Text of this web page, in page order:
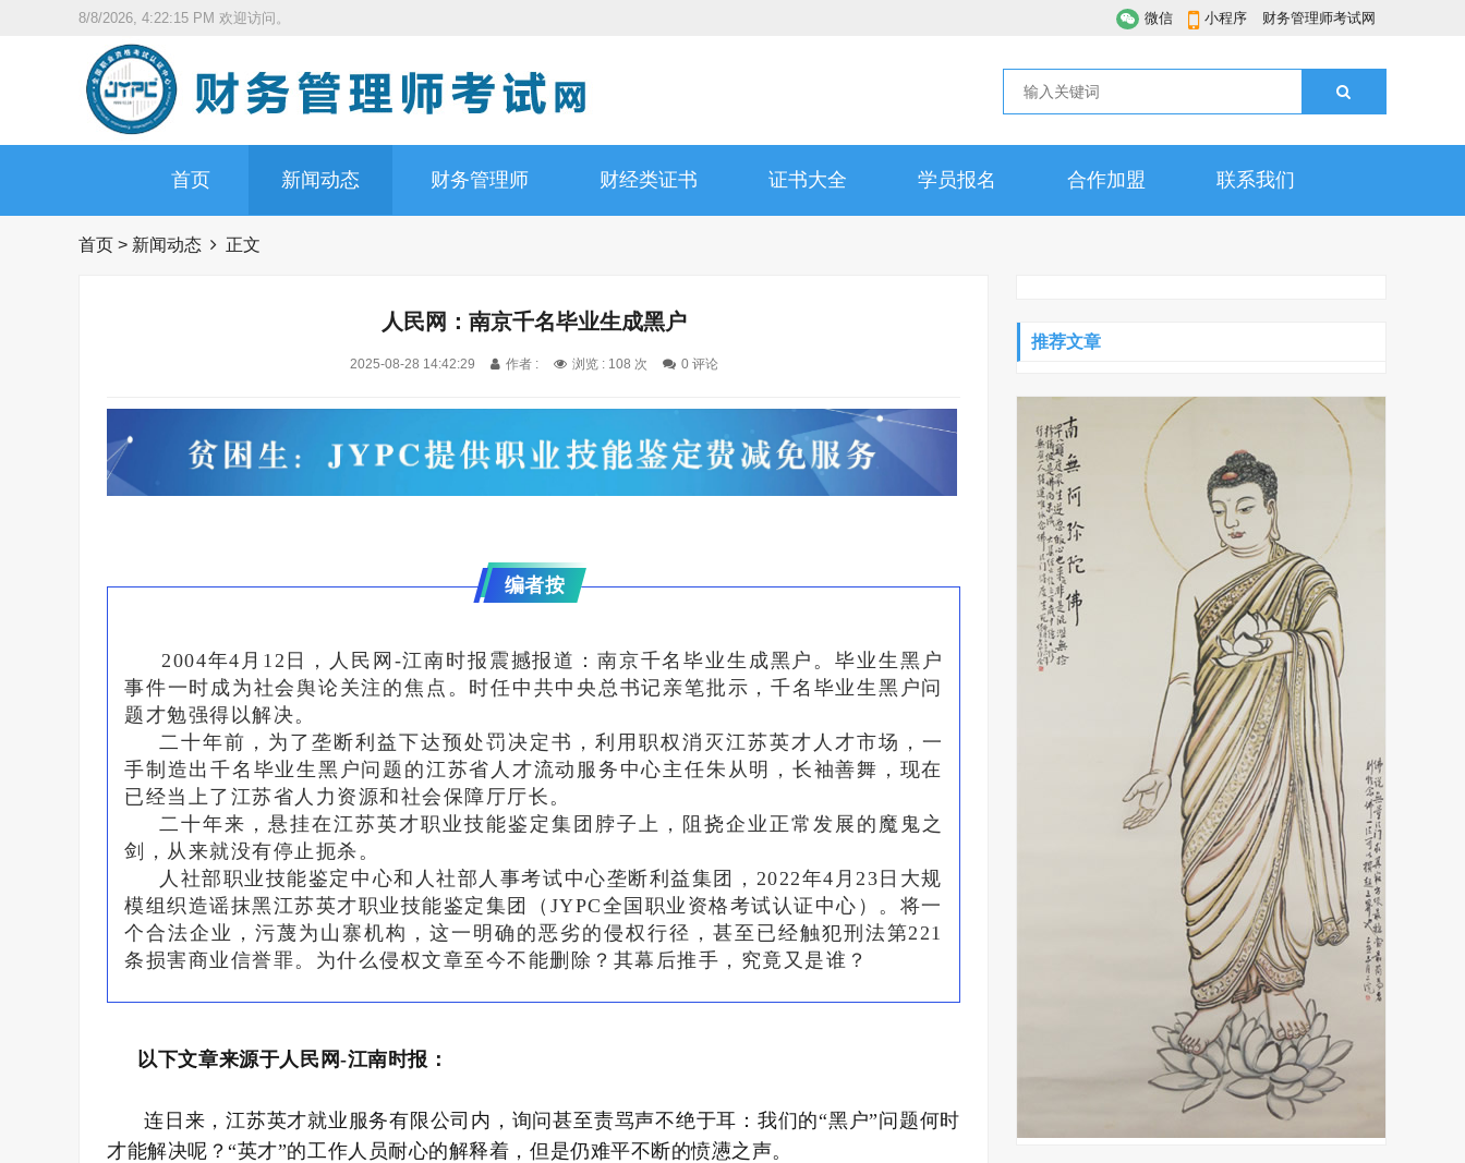
8/8/2026, 4:22:16 PM 欢迎访问。 微信 小程序 财务管理师考试网
首页 新闻动态 财务管理师 财经类证书 证书大全 学员报名 合作加盟 联系我们
首页 > 新闻动态 正文
人民网：南京千名毕业生成黑户
2025-08-28 14:42:29 作者 : 浏览 : 108 次 0 评论
编者按
2004年4月12日，人民网-江南时报震撼报道：南京千名毕业生成黑户。毕业生黑户
事件一时成为社会舆论关注的焦点。时任中共中央总书记亲笔批示，千名毕业生黑户问
题才勉强得以解决。
二十年前，为了垄断利益下达预处罚决定书，利用职权消灭江苏英才人才市场，一
手制造出千名毕业生黑户问题的江苏省人才流动服务中心主任朱从明，长袖善舞，现在
已经当上了江苏省人力资源和社会保障厅厅长。
二十年来，悬挂在江苏英才职业技能鉴定集团脖子上，阻挠企业正常发展的魔鬼之
剑，从来就没有停止扼杀。
人社部职业技能鉴定中心和人社部人事考试中心垄断利益集团，2022年4月23日大规
模组织造谣抹黑江苏英才职业技能鉴定集团（JYPC全国职业资格考试认证中心）。将一
个合法企业，污蔑为山寨机构，这一明确的恶劣的侵权行径，甚至已经触犯刑法第221
条损害商业信誉罪。为什么侵权文章至今不能删除？其幕后推手，究竟又是谁？
以下文章来源于人民网-江南时报 ：
连日来，江苏英才就业服务有限公司内，询问甚至责骂声不绝于耳：我们的“黑户”问题何时
才能解决呢？“英才”的工作人员耐心的解释着，但是仍难平不断的愤懑之声。
推荐文章